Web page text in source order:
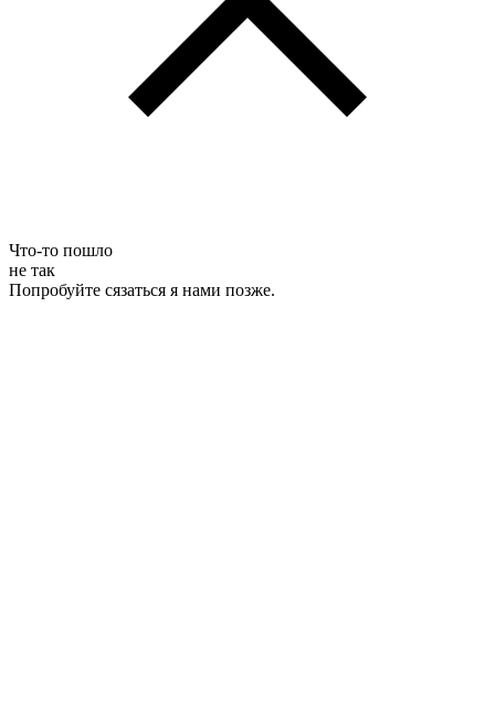
Что-то пошло
не так
Попробуйте сязаться я нами позже.